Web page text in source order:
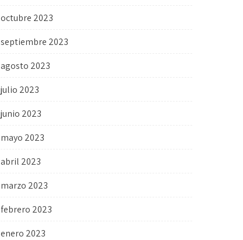
octubre 2023
septiembre 2023
agosto 2023
julio 2023
junio 2023
mayo 2023
abril 2023
marzo 2023
febrero 2023
enero 2023